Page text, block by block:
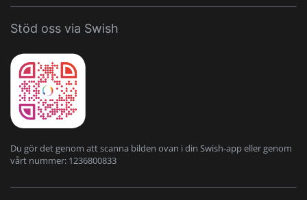
Stöd oss via Swish
Du gör det genom att scanna bilden ovan i din Swish-app eller genom
vårt nummer: 1236800833